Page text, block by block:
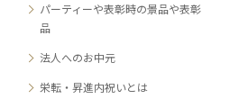
パーティーや表彰時の景品や表彰
品
法人へのお中元
栄転・昇進内祝いとは